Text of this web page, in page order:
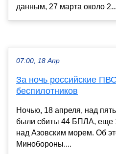
данным, 27 марта около 2...
07:00, 18 Апр
За ночь российские
беспилотников
Ночью, 18 апреля, над
были сбиты 44 БПЛА, еще
над Азовским морем. Об
Минобороны....